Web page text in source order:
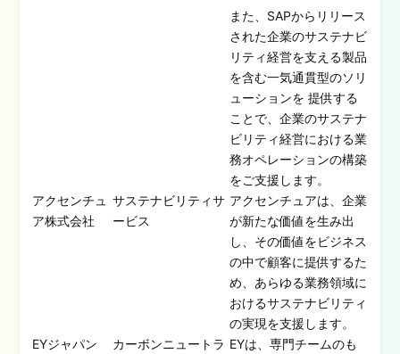
また、SAPからリリース
された企業のサステナビ
リティ経営を支える製品
を含む一気通貫型のソリ
ューションを 提供する
ことで、企業のサステナ
ビリティ経営における業
務オペレーションの構築
をご支援します。
アクセンチュ
ア株式会社
サステナビリティサ
ービス
アクセンチュアは、企業
が新たな価値を生み出
し、その価値をビジネス
の中で顧客に提供するた
め、あらゆる業務領域に
おけるサステナビリティ
の実現を支援します。
EYジャパン
カーボンニュートラ EYは、専門チームのも